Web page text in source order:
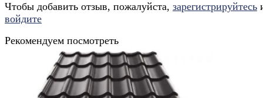
Чтобы добавить отзыв, пожалуйста, зарегистрируйтесь
войдите
Рекомендуем посмотреть